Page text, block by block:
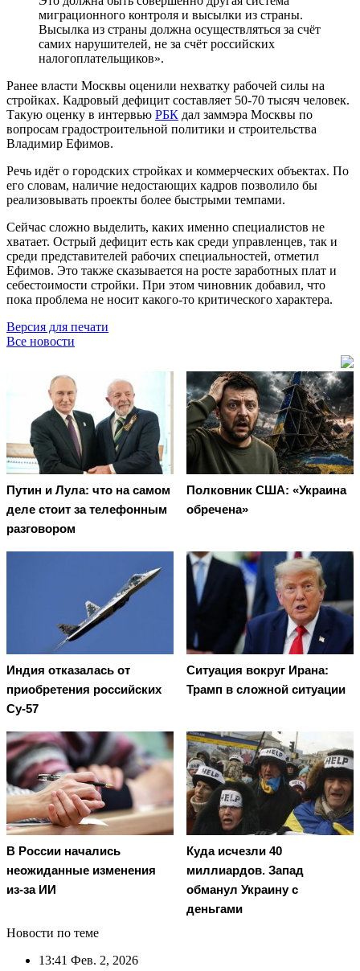
миграционного контроля и высылки из страны.
Высылка из страны должна осуществляться за счёт
самих нарушителей, не за счёт российских
налогоплательщиков».
Ранее власти Москвы оценили нехватку рабочей силы на
стройках. Кадровый дефицит составляет 50-70 тысяч человек.
Такую оценку в интервью РБК дал заммэра Москвы по
вопросам градостроительной политики и строительства
Владимир Ефимов.
Речь идёт о городских стройках и коммерческих объектах. По
его словам, наличие недостающих кадров позволило бы
реализовывать проекты более быстрыми темпами.
Сейчас сложно выделить, каких именно специалистов не
хватает. Острый дефицит есть как среди управленцев, так и
среди представителей рабочих специальностей, отметил
Ефимов. Это также сказывается на росте заработных плат и
себестоимости стройки. При этом чиновник добавил, что
пока проблема не носит какого-то критического характера.
Версия для печати
Все новости
Путин и Лула: что на самом
деле стоит за телефонным
разговором
Полковник США: «Украина
обречена»
Индия отказалась от
приобретения российских
Су-57
Ситуация вокруг Ирана:
Трамп в сложной ситуации
В России начались
неожиданные изменения
из-за ИИ
Куда исчезли 40
миллиардов. Запад
обманул Украину с
деньгами
Новости по теме
13:41 Фев. 2, 2026